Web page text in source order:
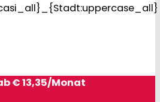
€ 13,35/Monat